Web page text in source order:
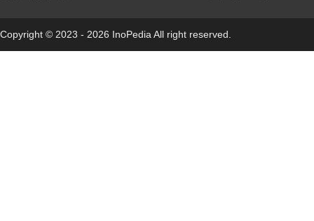
Copyright © 2023 - 2026 InoPedia All right reserved.